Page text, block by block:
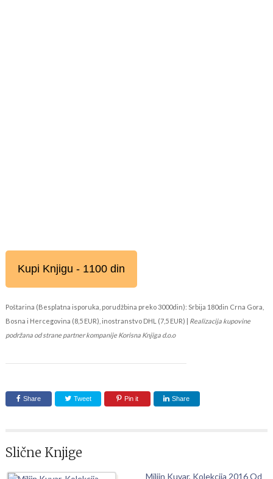
Kupi Knjigu - 1100 din
Poštarina (Besplatna isporuka, porudžbina preko 3000din): Srbija 180din Crna Gora,
Bosna i Hercegovina (8,5 EUR), inostranstvo DHL (7,5 EUR) | Realizacija kupovine
podržana od strane partner kompanije Korisna Knjiga d.o.o
Share Tweet Pin it Share
Slične Knjige
Miljin Kuvar, Kolekcija 2016 Od